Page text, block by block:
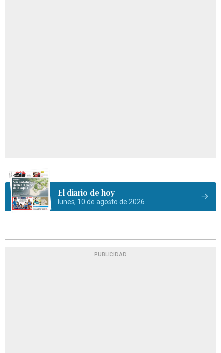
El diario de hoy
lunes, 10 de agosto de 2026
PUBLICIDAD